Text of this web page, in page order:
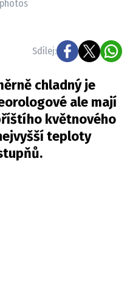
Sdílej:
chladný je
ale mají
květnového
teploty